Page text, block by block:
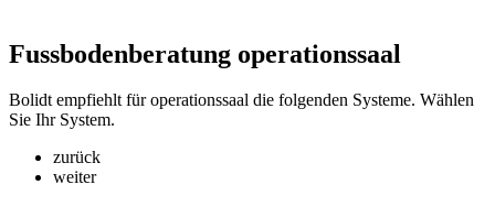
Fussbodenberatung operationssaal
Bolidt empfiehlt für operationssaal die folgenden Systeme. Wählen
Sie Ihr System.
zurück
weiter